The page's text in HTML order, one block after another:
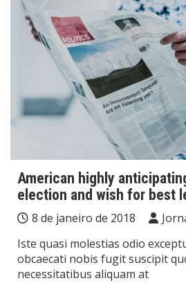
American highly
election and wish for best
8 de janeiro de 2018
Iste quasi molestias odio
obcaecati nobis fugit suscipit
necessitatibus aliquam at